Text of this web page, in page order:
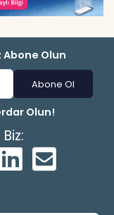
Olun
Abone Ol
Olun!